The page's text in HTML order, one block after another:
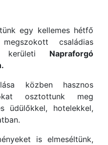
egy kellemes hétfő
családias
kerületi Napraforgó
közben hasznos
osztottunk meg
üdülőkkel, hotelekkel,
is elmeséltünk,